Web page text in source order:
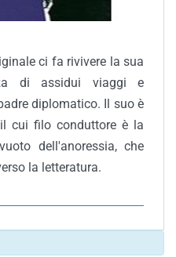
ci fa rivivere la sua
di assidui viaggi e
diplomatico. Il suo è
cui filo conduttore è la
dell'anoressia, che
la letteratura.